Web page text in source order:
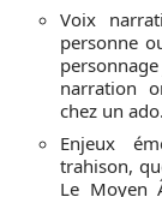
Voix
personne
narration
chez un ado.
Enjeux
trahison,
Le Moyen